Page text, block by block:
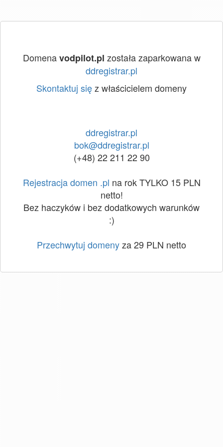
Domenavodpilot.pl została zaparkowana w
ddregistrar.pl
Skontaktuj sięz właścicielem domeny
ddregistrar.pl
bok@ddregistrar.pl
(+48) 22 211 22 90
Rejestracja domen .pl na rok TYLKO 15 PLN
netto!
Bez haczyków i bez dodatkowych warunków
:)
Przechwytuj domenyza 29 PLN netto